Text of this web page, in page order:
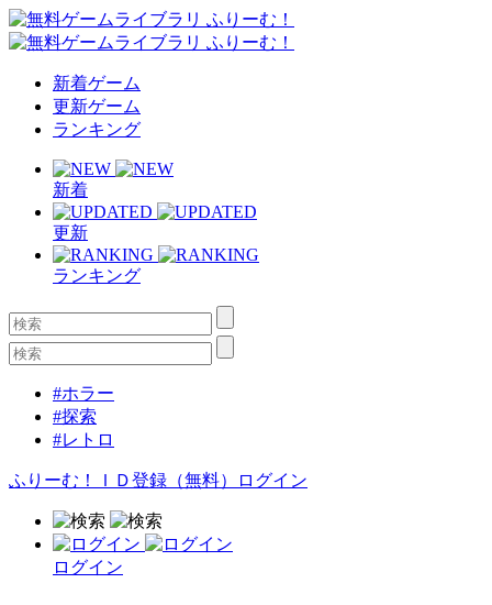
新着ゲーム
更新ゲーム
ランキング
新着
更新
ランキング
#ホラー
#探索
#レトロ
ふりーむ！ＩＤ登録（無料） ログイン
ログイン